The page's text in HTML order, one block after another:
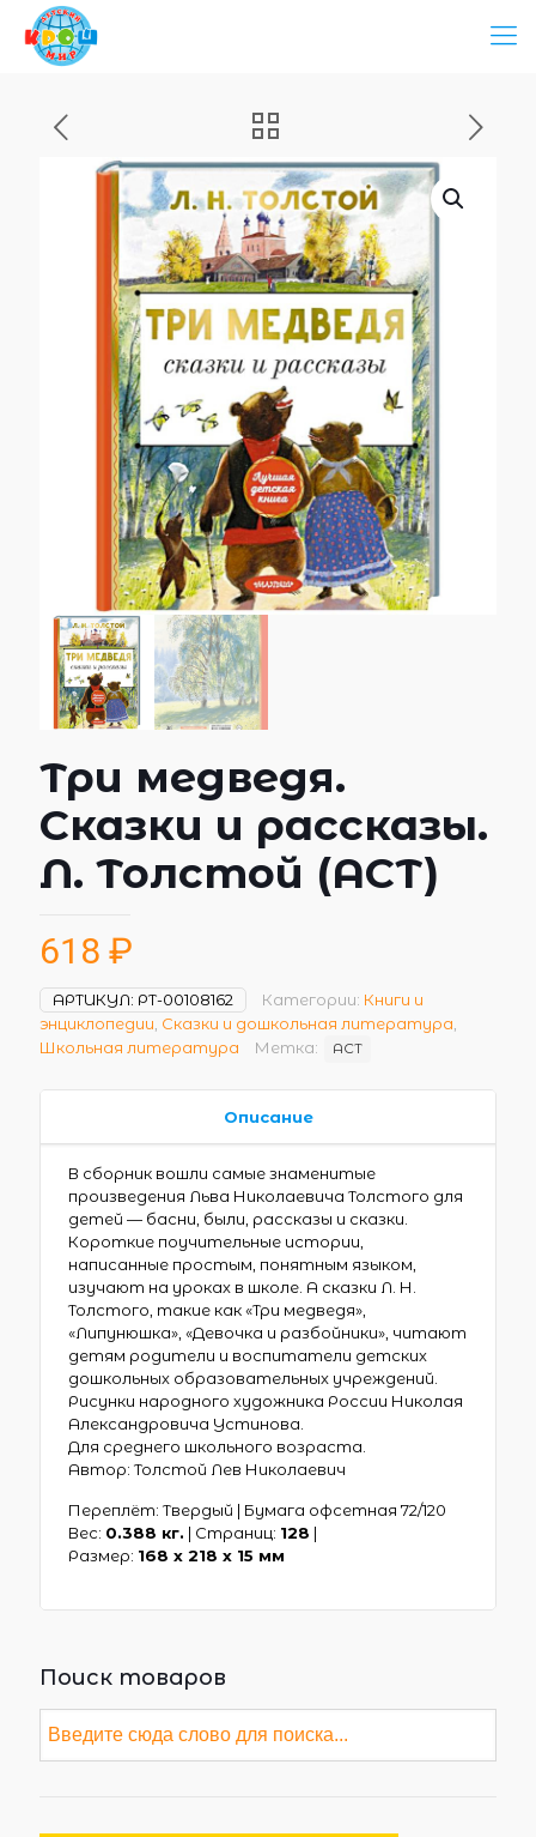
Три медведя.
Сказки и рассказы.
Л. Толстой (АСТ)
618 ₽
АРТИКУЛ: РТ-00108162 Категории: Книги и
энциклопедии Сказки и дошкольная литература
Школьная литература
Метка: АСТ
Описание
В сборник вошли самые знаменитые
произведения Льва Николаевича Толстого для
детей — басни, были, рассказы и сказки.
Короткие поучительные истории,
написанные простым, понятным языком,
изучают на уроках в школе. А сказки Л. Н.
Толстого, такие как «Три медведя»,
«Липунюшка», «Девочка и разбойники», читают
детям родители и воспитатели детских
дошкольных образовательных учреждений.
Рисунки народного художника России Николая
Александровича Устинова.
Для среднего школьного возраста.
Автор: Толстой Лев Николаевич
Переплёт: Твердый | Бумага офсетная 72/120
Вес: 0.388 кг. | Страниц: 128 |
Размер: 168 х 218 x 15 мм
Поиск товаров